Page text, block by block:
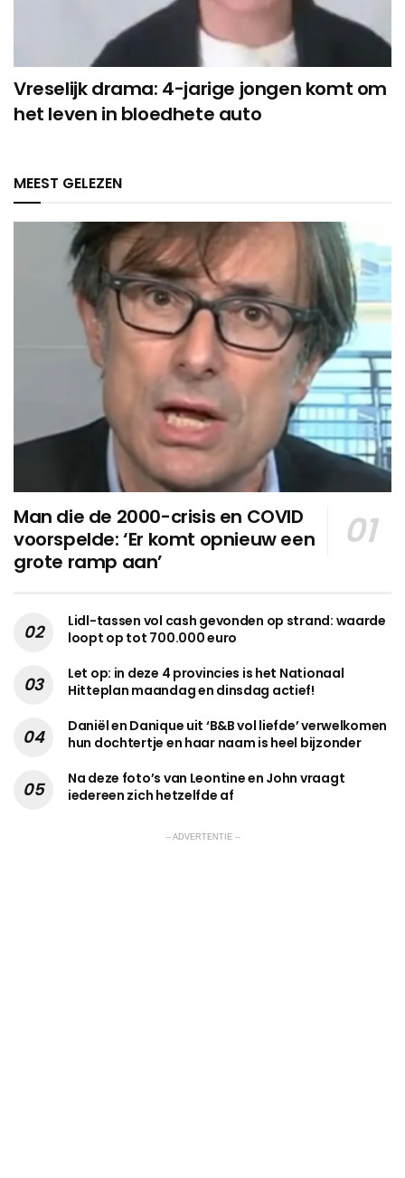
Vreselijk drama: 4-jarige jongen komt om
het leven in bloedhete auto
MEEST GELEZEN
Man die de 2000-crisis en COVID
voorspelde: ‘Er komt opnieuw een
grote ramp aan’
Lidl-tassen vol cash gevonden op strand: waarde
loopt op tot 700.000 euro
Let op: in deze 4 provincies is het Nationaal
Hitteplan maandag en dinsdag actief!
Daniël en Danique uit ‘B&B vol liefde’ verwelkomen
hun dochtertje en haar naam is heel bijzonder
Na deze foto’s van Leontine en John vraagt
iedereen zich hetzelfde af
-- ADVERTENTIE --